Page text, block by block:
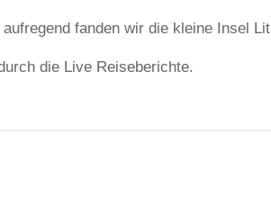
aufregend fanden wir die kleine Insel
die Live Reiseberichte.